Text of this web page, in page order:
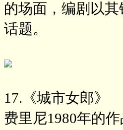
的场面，编剧以
话题。
17.《城市女郎》
费里尼1980年的